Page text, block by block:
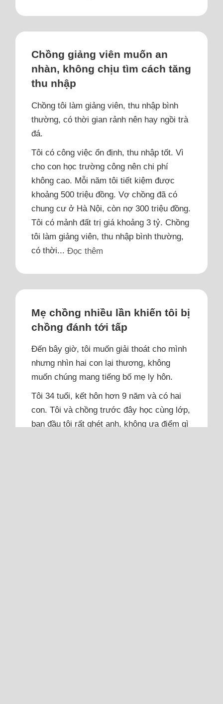
Chồng giảng viên muốn an
nhàn, không chịu tìm cách tăng
thu nhập
Chồng tôi làm giảng viên, thu nhập bình
thường, có thời gian rảnh nên hay ngồi trà
đá.
Tôi có công việc ổn định, thu nhập tốt. Vì
cho con học trường công nên chi phí
không cao. Mỗi năm tôi tiết kiệm được
khoảng 500 triệu đồng. Vợ chồng đã có
chung cư ở Hà Nội, còn nợ 300 triệu đồng.
Tôi có mảnh đất trị giá khoảng 3 tỷ. Chồng
tôi làm giảng viên, thu nhập bình thường,
có thời... Đọc thêm
Mẹ chồng nhiều lần khiến tôi bị
chồng đánh tới tấp
Đến bây giờ, tôi muốn giải thoát cho mình
nhưng nhìn hai con lại thương, không
muốn chúng mang tiếng bố mẹ ly hôn.
Tôi 34 tuổi, kết hôn hơn 9 năm và có hai
con. Tôi và chồng trước đây học cùng lớp,
ban đầu tôi rất ghét anh, không ưa điểm gì